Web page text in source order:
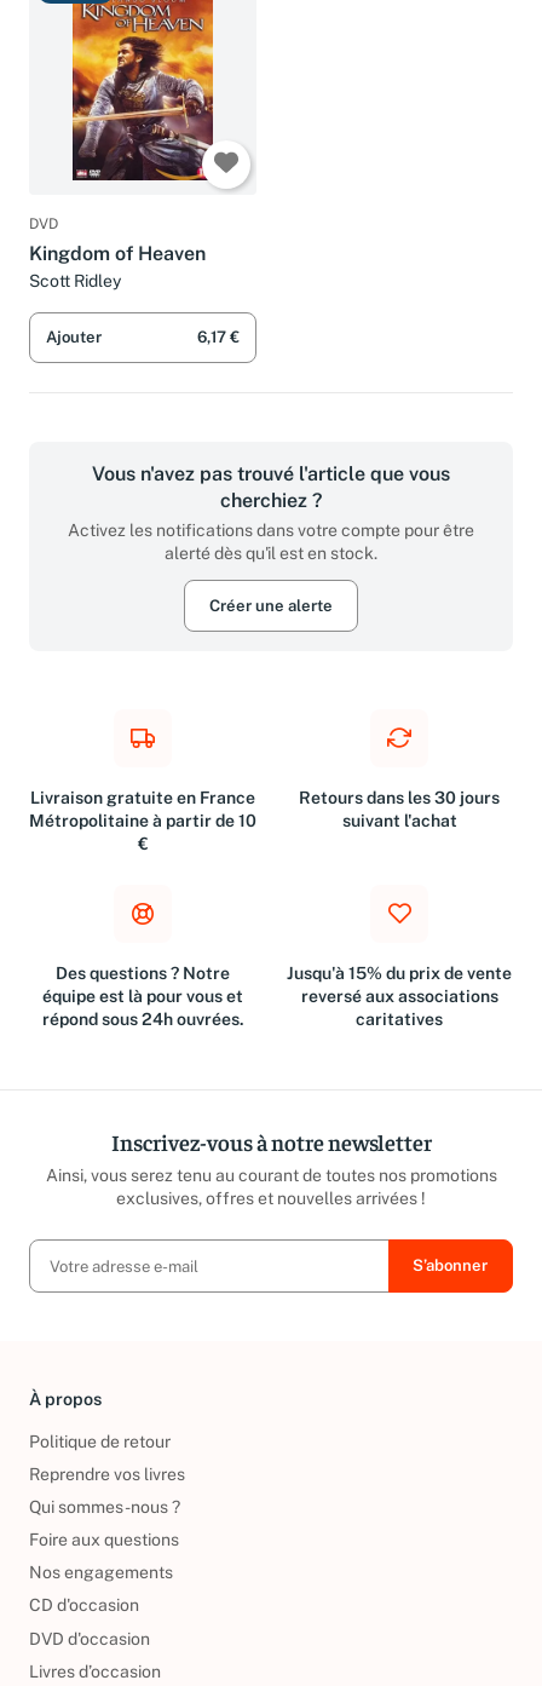
DVD
Kingdom of Heaven
Scott Ridley
Ajouter 6,17 €
Vous n'avez pas trouvé l'article que vous
cherchiez ?
Activez les notifications dans votre compte pour être
alerté dès qu'il est en stock.
Créer une alerte
Livraison gratuite en France
Métropolitaine à partir de 10
€
Retours dans les 30 jours
suivant l'achat
Des questions ? Notre
équipe est là pour vous et
répond sous 24h ouvrées.
Jusqu'à 15% du prix de vente
reversé aux associations
caritatives
Inscrivez-vous à notre newsletter
Ainsi, vous serez tenu au courant de toutes nos promotions
exclusives, offres et nouvelles arrivées !
À propos
Politique de retour
Reprendre vos livres
Qui sommes-nous ?
Foire aux questions
Nos engagements
CD d'occasion
DVD d'occasion
Livres d’occasion